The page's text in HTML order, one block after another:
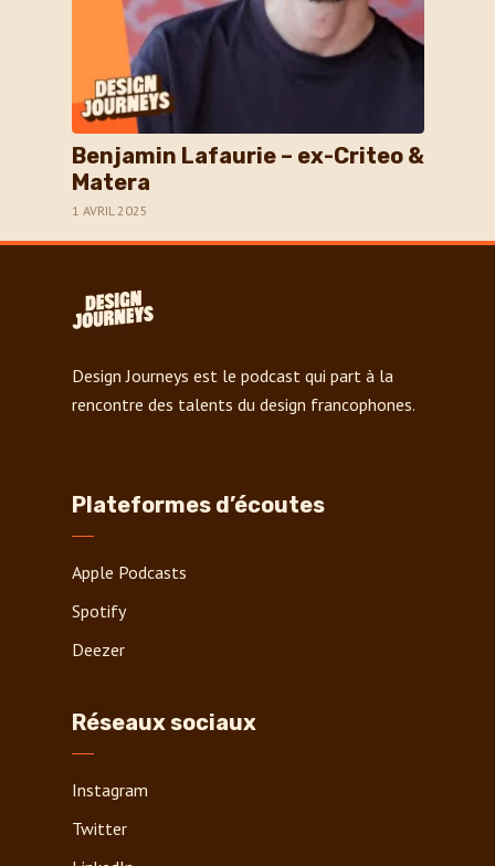
Benjamin Lafaurie – ex-Criteo &
Matera
1 AVRIL 2025
Design Journeys est le podcast qui part à la
rencontre des talents du design francophones.
Plateformes d’écoutes
Apple Podcasts
Spotify
Deezer
Réseaux sociaux
Instagram
Twitter